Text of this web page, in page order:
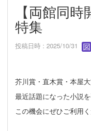
【両館同
特集
投稿日時 : 2025/10/31
芥川賞・直木賞・本屋
最近話題になった小説
この機会にぜひご利用く